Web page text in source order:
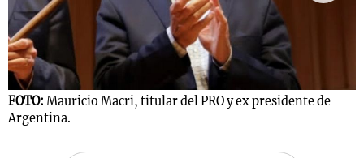
FOTO: Mauricio Macri, titular del PRO y ex presidente de
Argentina.
Notas
Mundial 2026
Notas
La Sole en
Cadena 3